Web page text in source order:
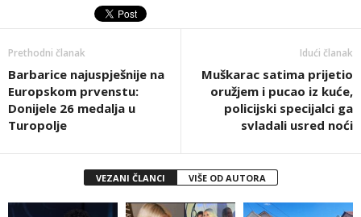
Prethodni članak
Barbarice najuspješnije na
Europskom prvenstu:
Donijele 26 medalja u
Turopolje
Idući članak
Muškarac satima prijetio
oružjem i pucao iz kuće,
policijski specijalci ga
svladali usred noći
VEZANI ČLANCI VIŠE OD AUTORA